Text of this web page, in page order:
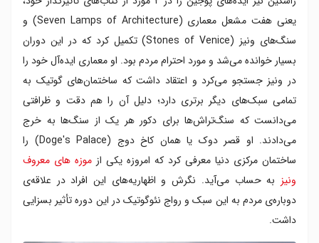
یعنی هفت مشعل معماری (Seven Lamps of Architecture) و
سنگ‌های ونیز (Stones of Venice) تکمیل کرد که در این دوران
بسیار خوانده می‌شد و مورد احترام مردم بود. او معماری ایده‌آل خود را
در ونیز جستجو می‌کرد و اعتقاد داشت که ساختمان‌های گوتیک به
تمامی سبک‌های دیگر برتری دارد؛ دلیل آن را هم دقت و ظرافتی
می‌دانست که سنگ‌تراش‌ها برای دکور هر یک از سنگ‌ها به خرج
می‌دادند. او قصر دوک یا همان کاخ دوج (Doge's Palace) را
ساختمان مرکزی دنیا معرفی کرد که امروزه یکی از موزه های معروف
ونیز به حساب می‌آید. نگرش و اظهاریه‌های این افراد در علاقه‌ی
دوباره‌ی مردم به این سبک و رواج نئوگوتیک در این دوره تأثیر بسزایی
داشت.